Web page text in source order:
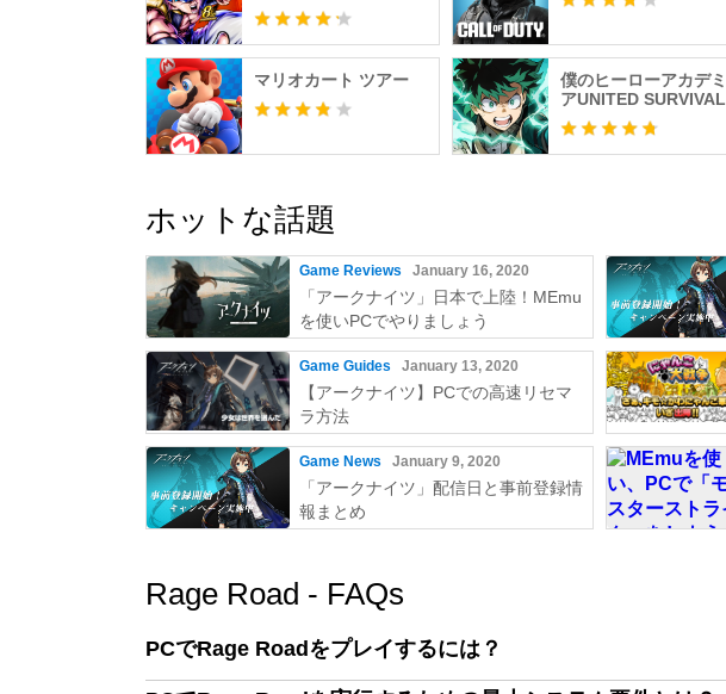
マリオカート ツアー
僕のヒーローアカデミ
アUNITED SURVIVAL
ホットな話題
Game Reviews January 16, 2020
「アークナイツ」日本で上陸！MEmu
を使いPCでやりましょう
Game Guides January 13, 2020
【アークナイツ】PCでの高速リセマ
ラ方法
Game News January 9, 2020
「アークナイツ」配信日と事前登録情
報まとめ
Rage Road - FAQs
PCでRage Roadをプレイするには？